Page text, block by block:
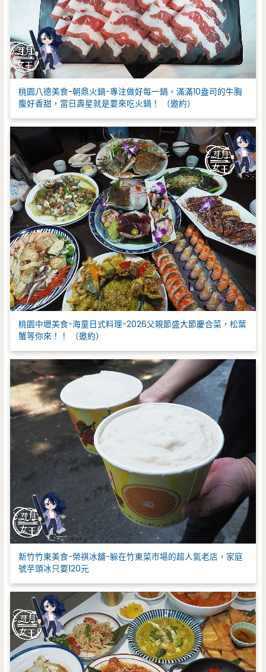
桃園八德美食-朝鼎火鍋-專注做好每一鍋，滿滿10盎司的牛胸
腹好香甜，當日壽星就是要來吃火鍋！ （邀約）
桃園中壢美食-海童日式料理-2026父親節盛大節慶合菜，松葉
蟹等你來！！ （邀約）
新竹竹東美食-榮祺冰舖-躲在竹東菜市場的超人氣老店，家庭
號芋頭冰只要120元